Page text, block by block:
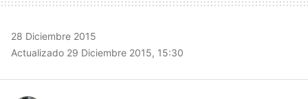
28 Diciembre 2015
Actualizado 29 Diciembre 2015, 15:30